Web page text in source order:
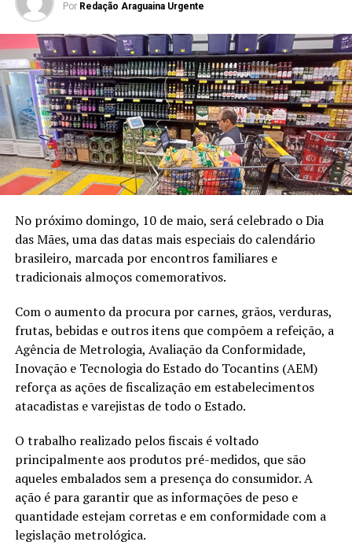
Por Redação Araguaina Urgente
No próximo domingo, 10 de maio, será celebrado o Dia
das Mães, uma das datas mais especiais do calendário
brasileiro, marcada por encontros familiares e
tradicionais almoços comemorativos.
Com o aumento da procura por carnes, grãos, verduras,
frutas, bebidas e outros itens que compõem a refeição, a
Agência de Metrologia, Avaliação da Conformidade,
Inovação e Tecnologia do Estado do Tocantins (AEM)
reforça as ações de fiscalização em estabelecimentos
atacadistas e varejistas de todo o Estado.
O trabalho realizado pelos fiscais é voltado
principalmente aos produtos pré-medidos, que são
aqueles embalados sem a presença do consumidor. A
ação é para garantir que as informações de peso e
quantidade estejam corretas e em conformidade com a
legislação metrológica.